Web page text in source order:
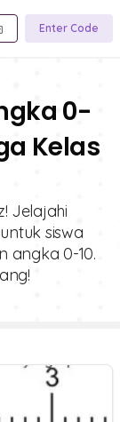
Enter Code
0-
Kelas
Jelajahi
siswa
angka 0-10.